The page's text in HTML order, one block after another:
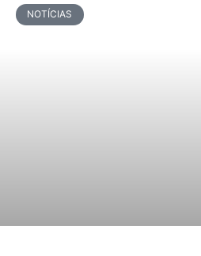
NOTÍCIAS